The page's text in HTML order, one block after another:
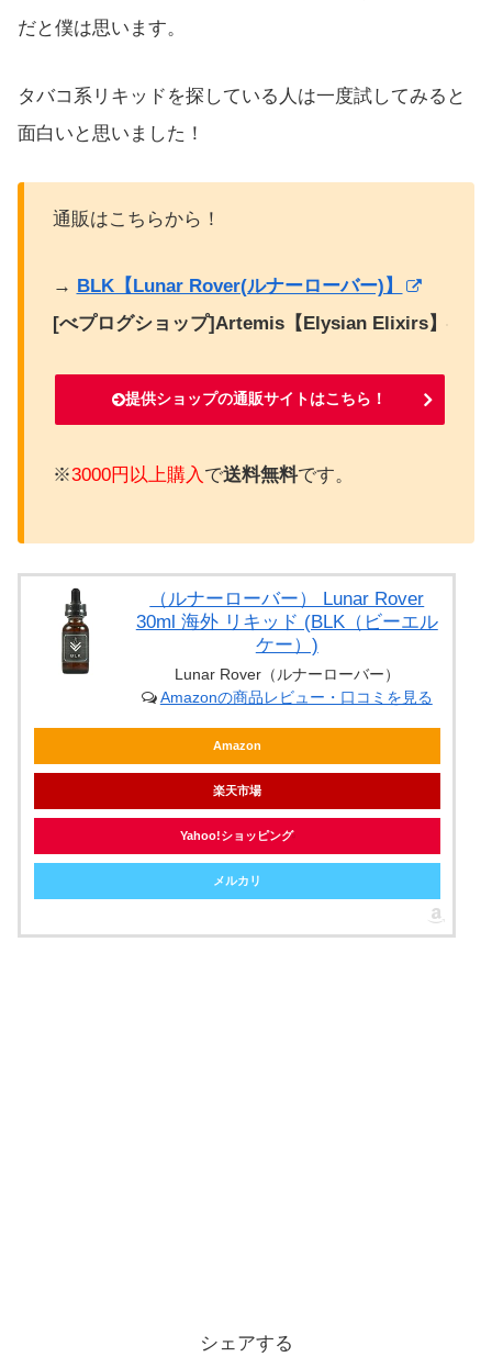
だと僕は思います。
タバコ系リキッドを探している人は一度試してみると
面白いと思いました！
通販はこちらから！
→ BLK【Lunar Rover(ルナーローバー)】
[べプログショップ]Artemis【Elysian Elixirs】
提供ショップの通販サイトはこちら！
※3000円以上購入 で送料無料です。
（ルナーローバー） Lunar Rover
30ml 海外 リキッド (BLK（ビーエル
ケー）)
Lunar Rover（ルナーローバー）
Amazonの商品レビュー・口コミを見る
Amazon
楽天市場
Yahoo!ショッピング
メルカリ
シェアする